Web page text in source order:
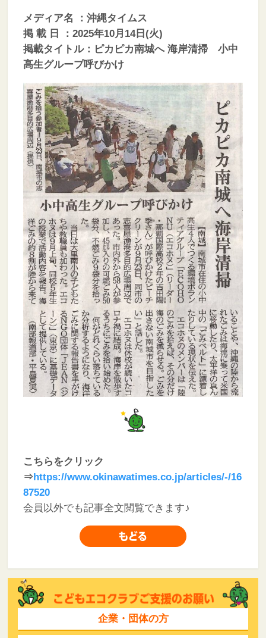
メディア名 ：沖縄タイムス
掲 載 日 ：2025年10月14日(火)
掲載タイトル：ピカピカ南城へ 海岸清掃 小中
高生グループ呼びかけ
こちらをクリック
⇒https://www.okinawatimes.co.jp/articles/-/16
87520
会員以外でも記事全文閲覧できます♪
企業・団体の方